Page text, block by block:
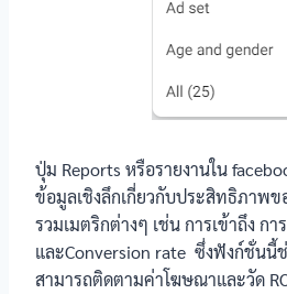
ปุ่ม Reports หรือรายงานใน
ข้อมูลเชิงลึกเกี่ยวกับประสิทธิภาพ
รวมเมตริกต่างๆ เช่น การเข้าถึง ก
และConversion rate ซึ่งฟังก์ชั่นนี้
สามารถติดตามค่าโฆษณาและวัด